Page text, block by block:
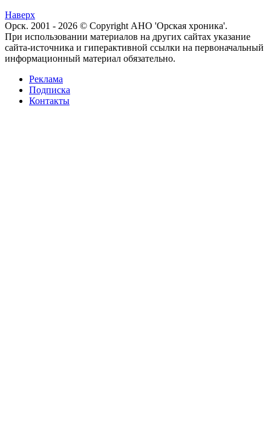
Наверх
Орск. 2001 - 2026 © Copyright АНО 'Орская хроника'.
При использовании материалов на других сайтах указание
сайта-источника и гиперактивной ссылки на первоначальный
информационный материал обязательно.
Реклама
Подписка
Контакты